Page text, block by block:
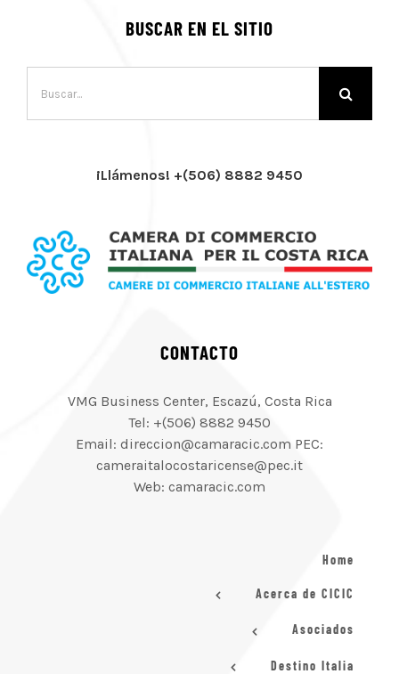
BUSCAR EN EL SITIO
¡Llámenos! +(506) 8882 9450
CONTACTO
VMG Business Center, Escazú, Costa Rica
Tel: +(506) 8882 9450
Email: direccion@camaracic.com PEC:
cameraitalocostaricense@pec.it
Web: camaracic.com
Home
Acerca de CICIC
Asociados
Destino Italia